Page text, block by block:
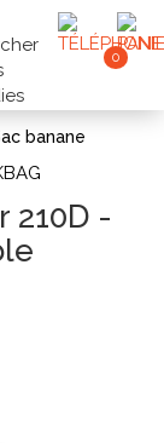
0
banane
210D -